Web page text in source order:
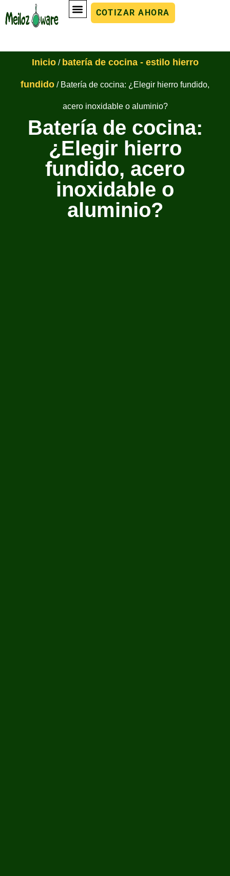
COTIZAR AHORA
Inicio/ batería de cocina - estilo hierro
fundido / Batería de cocina: ¿Elegir hierro fundido,
acero inoxidable o aluminio?
Batería de cocina:
¿Elegir hierro
fundido, acero
inoxidable o
aluminio?